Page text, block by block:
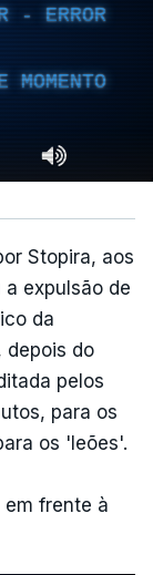
- ERROR
MOMENTO
Stopira, aos
a expulsão de
da
depois do
pelos
para os
os 'leões'.
em frente à